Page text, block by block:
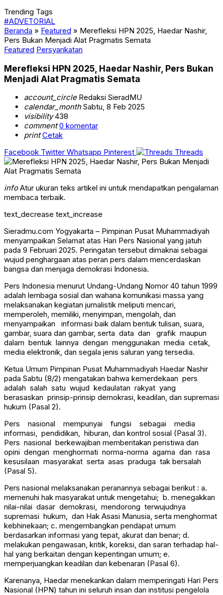
Trending Tags
#ADVETORIAL
Beranda » Featured » Merefleksi HPN 2025, Haedar Nashir,
Pers Bukan Menjadi Alat Pragmatis Semata
Featured Persyarikatan
Merefleksi HPN 2025, Haedar Nashir, Pers Bukan
Menjadi Alat Pragmatis Semata
account_circleRedaksi SieradMU
calendar_monthSabtu, 8 Feb 2025
visibility438
comment 0 komentar
print Cetak
Facebook Twitter Whatsapp Pinterest Threads
infoAtur ukuran teks artikel ini untuk mendapatkan pengalaman
membaca terbaik.
text_decrease text_increase
Sieradmu.com Yogyakarta – Pimpinan Pusat Muhammadiyah
menyampaikan Selamat atas Hari Pers Nasional yang jatuh
pada 9 Februari 2025. Peringatan tersebut dimaknai sebagai
wujud penghargaan atas peran pers dalam mencerdaskan
bangsa dan menjaga demokrasi Indonesia.
Pers Indonesia menurut Undang-Undang Nomor 40 tahun 1999
adalah lembaga sosial dan wahana komunikasi massa yang
melaksanakan kegiatan jurnalistik meliputi mencari,
memperoleh, memiliki, menyimpan, mengolah, dan
menyampaikan informasi baik dalam bentuk tulisan, suara,
gambar, suara dan gambar, serta data dan grafik maupun
dalam bentuk lainnya dengan menggunakan media cetak,
media elektronik, dan segala jenis saluran yang tersedia.
Ketua Umum Pimpinan Pusat Muhammadiyah Haedar Nashir
pada Sabtu (8/2) mengatakan bahwa kemerdekaan pers
adalah salah satu wujud kedaulatan rakyat yang
berasaskan prinsip-prinsip demokrasi, keadilan, dan supremasi
hukum (Pasal 2).
Pers nasional mempunyai fungsi sebagai media
informasi, pendidikan, hiburan, dan kontrol sosial (Pasal 3).
Pers nasional berkewajiban memberitakan peristiwa dan
opini dengan menghormati norma-norma agama dan rasa
kesusilaan masyarakat serta asas praduga tak bersalah
(Pasal 5).
Pers nasional melaksanakan peranannya sebagai berikut : a.
memenuhi hak masyarakat untuk mengetahui; b. menegakkan
nilai-nilai dasar demokrasi, mendorong terwujudnya
supremasi hukum, dan Hak Asasi Manusia, serta menghormat
kebhinekaan; c. mengembangkan pendapat umum
berdasarkan informasi yang tepat, akurat dan benar; d.
melakukan pengawasan, kritik, koreksi, dan saran terhadap hal-
hal yang berkaitan dengan kepentingan umum; e.
memperjuangkan keadilan dan kebenaran (Pasal 6).
Karenanya, Haedar menekankan dalam memperingati Hari Pers
Nasional (HPN) tahun ini seluruh insan dan institusi pengelola